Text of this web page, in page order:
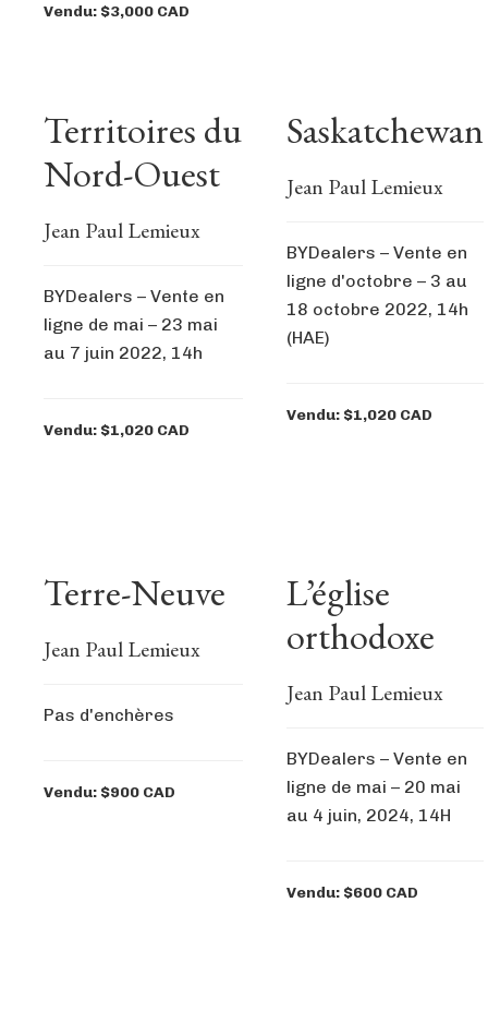
Vendu: $3,000 CAD
Territoires du
Nord-Ouest
Jean Paul Lemieux
BYDealers – Vente en
ligne de mai – 23 mai
au 7 juin 2022, 14h
Vendu: $1,020 CAD
Saskatchewan
Jean Paul Lemieux
BYDealers – Vente en
ligne d'octobre – 3 au
18 octobre 2022, 14h
(HAE)
Vendu: $1,020 CAD
Terre-Neuve
Jean Paul Lemieux
Pas d'enchères
Vendu: $900 CAD
L’église
orthodoxe
Jean Paul Lemieux
BYDealers – Vente en
ligne de mai – 20 mai
au 4 juin, 2024, 14H
Vendu: $600 CAD